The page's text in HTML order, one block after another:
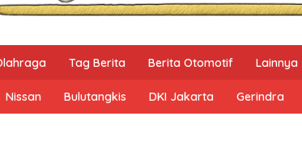
Tag Berita Berita Otomotif Lainnya
Nissan Bulutangkis DKI Jakarta Gerindra